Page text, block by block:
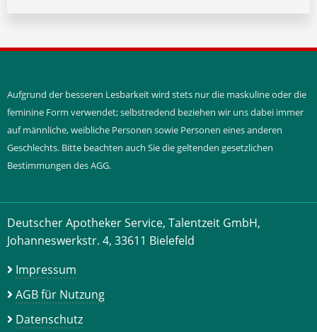
Aufgrund der besseren Lesbarkeit wird stets nur die maskuline oder die
feminine Form verwendet; selbstredend beziehen wir uns dabei immer
auf männliche, weibliche Personen sowie Personen eines anderen
Geschlechts. Bitte beachten auch Sie die geltenden gesetzlichen
Bestimmungen des AGG.
Deutscher Apotheker Service, Talentzeit GmbH,
Johanneswerkstr. 4, 33611 Bielefeld
Impressum
AGB für Nutzung
Datenschutz